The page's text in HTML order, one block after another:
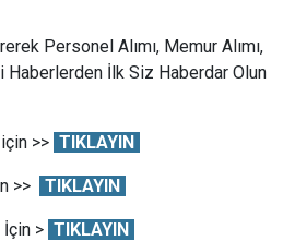
Personel Alımı, Memur Alımı,
Haberlerden İlk Siz Haberdar Olun
>> TIKLAYIN
>> TIKLAYIN
> TIKLAYIN